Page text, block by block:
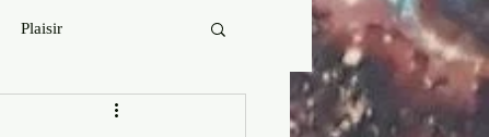
Plaisir
Powerful Artist